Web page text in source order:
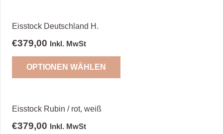
Eisstock Deutschland H.
€379,00 Inkl. MwSt
OPTIONEN WÄHLEN
Eisstock Rubin / rot, weiß
€379,00 Inkl. MwSt